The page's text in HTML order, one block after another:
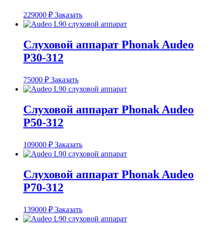
229000 ₽ Заказать
Слуховой аппарат Phonak Audeo
P30-312
75000 ₽ Заказать
Слуховой аппарат Phonak Audeo
P50-312
109000 ₽ Заказать
Слуховой аппарат Phonak Audeo
P70-312
139000 ₽ Заказать